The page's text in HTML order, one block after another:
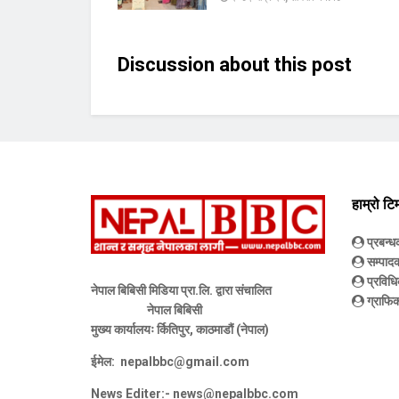
Discussion about this post
नेपाल बिबिसी मिडिया प्रा.लि. द्वारा संचालित
नेपाल बिबिसी
मुख्य कार्यालयः र्कितिपुर, काठमाडौं (नेपाल)
ईमेल: nepalbbc@gmail.com
News Editer:- news@nepalbbc.com
हाम्रो